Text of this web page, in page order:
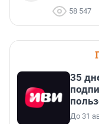
58 547
35
До 31